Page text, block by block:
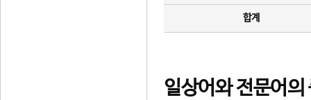
합계
일상어와 전문어의